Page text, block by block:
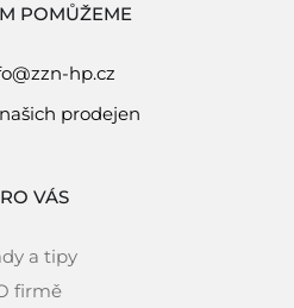
POMŮŽEME
hp.cz
prodejen
VÁS
a tipy
firmě